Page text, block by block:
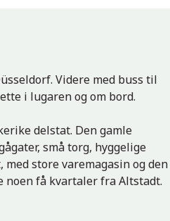
Videre med buss til
i lugaren og om bord.
delstat. Den gamle
små torg, hyggelige
store varemagasin og den
noen få kvartaler fra Altstadt.